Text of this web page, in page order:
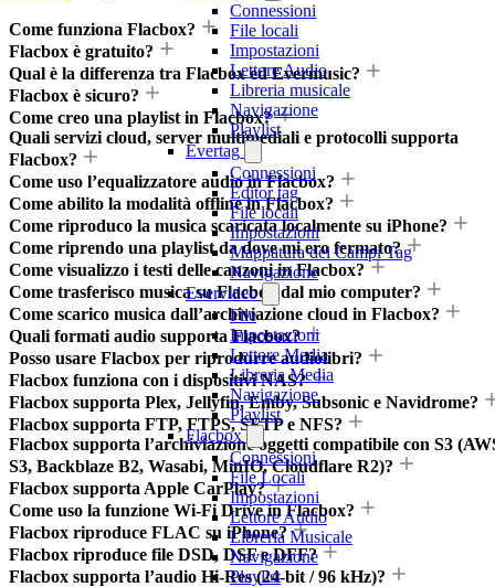
Connessioni
File locali
Impostazioni
Lettore Audio
Libreria musicale
Navigazione
Playlist
Evertag
Connessioni
Editor tag
File locali
Impostazioni
Mappatura dei Campi Tag
Navigazione
Evervideo
File
Impostazioni
Lettore Media
Libreria Media
Navigazione
Playlist
Flacbox
Connessioni
File Locali
Impostazioni
Lettore Audio
Libreria Musicale
Navigazione
Playlist
Come funziona Flacbox?
Flacbox è gratuito?
Qual è la differenza tra Flacbox ed Evermusic?
Flacbox è sicuro?
Come creo una playlist in Flacbox?
Quali servizi cloud, server multimediali e protocolli supporta
Flacbox?
Come uso l’equalizzatore audio in Flacbox?
Come abilito la modalità offline in Flacbox?
Come riproduco la musica scaricata localmente su iPhone?
Come riprendo una playlist da dove mi ero fermato?
Come visualizzo i testi delle canzoni in Flacbox?
Come trasferisco musica su Flacbox dal mio computer?
Come scarico musica dall’archiviazione cloud in Flacbox?
Quali formati audio supporta Flacbox?
Posso usare Flacbox per riprodurre audiolibri?
Flacbox funziona con i dispositivi NAS?
Flacbox supporta Plex, Jellyfin, Emby, Subsonic e Navidrome?
Flacbox supporta FTP, FTPS, SFTP e NFS?
Flacbox supporta l’archiviazione oggetti compatibile con S3
S3, Backblaze B2, Wasabi, MinIO, Cloudflare R2)?
Flacbox supporta Apple CarPlay?
Come uso la funzione Wi-Fi Drive in Flacbox?
Flacbox riproduce FLAC su iPhone?
Flacbox riproduce file DSD, DSF e DFF?
Flacbox supporta l’audio Hi-Res (24-bit / 96 kHz)?